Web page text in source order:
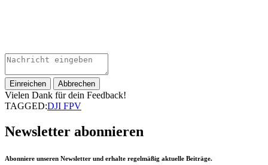
Einreichen Abbrechen
Vielen Dank für dein Feedback!
TAGGED:DJI FPV
Newsletter abonnieren
Abonniere unseren Newsletter und erhalte regelmäßig aktuelle Beiträge.